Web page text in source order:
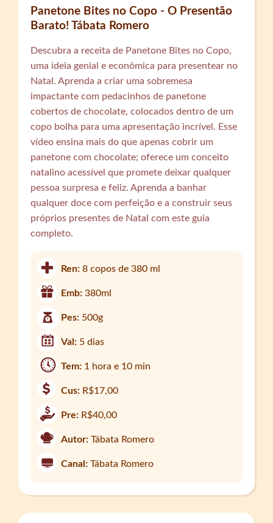
Panetone Bites no Copo - O Presentão
Barato! Tábata Romero
Descubra a receita de Panetone Bites no Copo,
uma ideia genial e econômica para presentear no
Natal. Aprenda a criar uma sobremesa
impactante com pedacinhos de panetone
cobertos de chocolate, colocados dentro de um
copo bolha para uma apresentação incrível. Esse
vídeo ensina mais do que apenas cobrir um
panetone com chocolate; oferece um conceito
natalino acessível que promete deixar qualquer
pessoa surpresa e feliz. Aprenda a banhar
qualquer doce com perfeição e a construir seus
próprios presentes de Natal com este guia
completo.
Ren:8 copos de 380 ml
Emb:380ml
Pes: 500g
Val: 5 dias
Tem: 1 hora e 10 min
Cus: R$17,00
Pre: R$40,00
Autor: Tábata Romero
Canal: Tábata Romero